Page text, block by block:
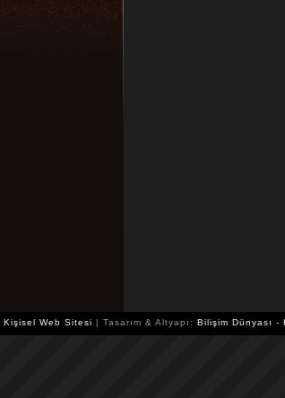
Kişisel Web Sitesi | Tasarım & Altyapı: Bilişim Dünyası -